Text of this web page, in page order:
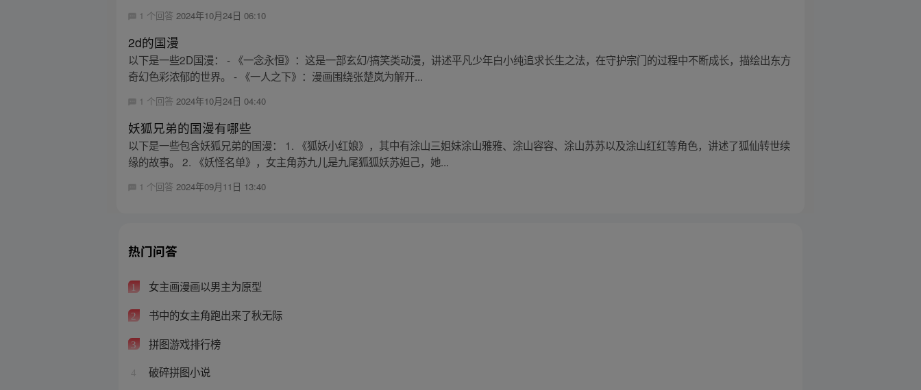
1 个回答 2024年10月24日 06:10
2d的国漫
以下是一些2D国漫： - 《一念永恒》：这是一部玄幻/搞笑类动漫，讲述平凡少年白小纯追求长生之法，在守护宗门的过程中不断成长，描绘出东方
奇幻色彩浓郁的世界。 - 《一人之下》：漫画围绕张楚岚为解开...
1 个回答 2024年10月24日 04:40
妖狐兄弟的国漫有哪些
以下是一些包含妖狐兄弟的国漫： 1. 《狐妖小红娘》，其中有涂山三姐妹涂山雅雅、涂山容容、涂山苏苏以及涂山红红等角色，讲述了狐仙转世续
缘的故事。 2. 《妖怪名单》，女主角苏九儿是九尾狐狐妖苏妲己，她...
1 个回答2024年09月11日 13:40
热门问答
1 女主画漫画以男主为原型
2 书中的女主角跑出来了秋无际
3 拼图游戏排行榜
4 破碎拼图小说